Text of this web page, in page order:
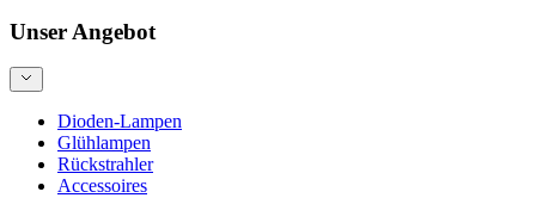
Unser Angebot
Dioden-Lampen
Glühlampen
Rückstrahler
Accessoires